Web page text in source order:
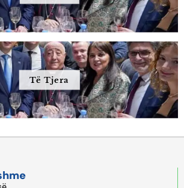
Të Tjera